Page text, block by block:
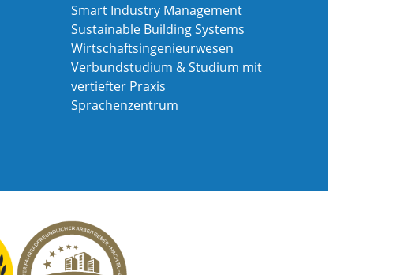
Smart Industry Management
Sustainable Building Systems
Wirtschaftsingenieurwesen
Verbundstudium & Studium mit
vertiefter Praxis
Sprachenzentrum